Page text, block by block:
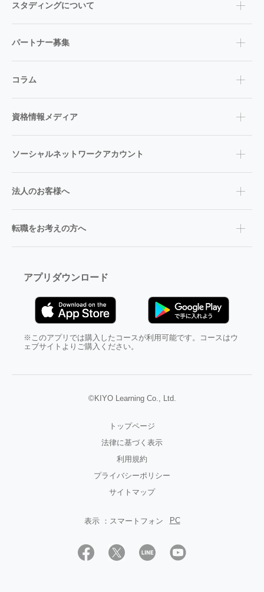
スタディングについて
パートナー募集
コラム
資格情報メディア
ソーシャルネットワークアカウント
法人のお客様へ
転職をお考えの方へ
アプリダウンロード
※このアプリでは購入したコースが利用可能です。コースはウ
ェブサイトよりご購入ください。
©KIYO Learning Co., Ltd.
トップページ
法律に基づく表示
利用規約
プライバシーポリシー
サイトマップ
表示 ： スマートフォン PC